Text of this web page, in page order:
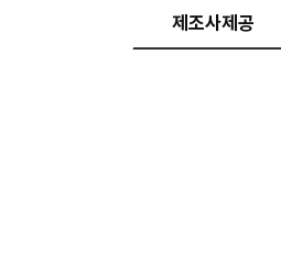
제조사제공